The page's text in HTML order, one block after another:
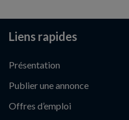
Liens rapides
Présentation
Publier une annonce
Offres d’emploi